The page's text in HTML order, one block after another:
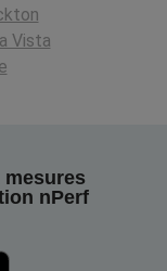
Vista
nPerf